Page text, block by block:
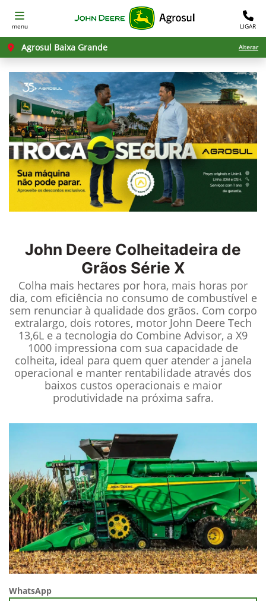
menu LIGAR
Agrosul Baixa Grande Alterar
John Deere Colheitadeira de
Grãos Série X
Colha mais hectares por hora, mais horas por
dia, com eficiência no consumo de combustível e
sem renunciar à qualidade dos grãos. Com corpo
extralargo, dois rotores, motor John Deere Tech
13,6L e a tecnologia do Combine Advisor, a X9
1000 impressiona com sua capacidade de
colheita, ideal para quem quer atender a janela
operacional e manter rentabilidade através dos
baixos custos operacionais e maior
produtividade na próxima safra.
Anterior
WhatsApp